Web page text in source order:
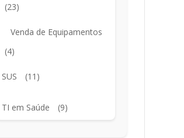
(23)
Venda de Equipamentos
(4)
SUS (11)
TI em Saúde (9)